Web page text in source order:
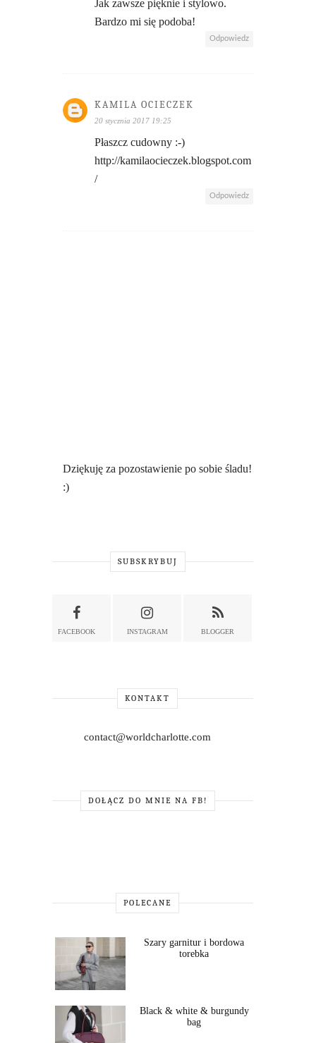
Jak zawsze pięknie i stylowo.
Bardzo mi się podoba!
Odpowiedz
KAMILA OCIECZEK
20 stycznia 2017 19:25
Płaszcz cudowny :-)
http://kamilaocieczek.blogspot.com
/
Odpowiedz
Dziękuję za pozostawienie po sobie śladu!
:)
SUBSKRYBUJ
FACEBOOK INSTAGRAM BLOGGER
KONTAKT
contact@worldcharlotte.com
DOŁĄCZ DO MNIE NA FB!
POLECANE
Szary garnitur i bordowa
torebka
Black & white & burgundy
bag